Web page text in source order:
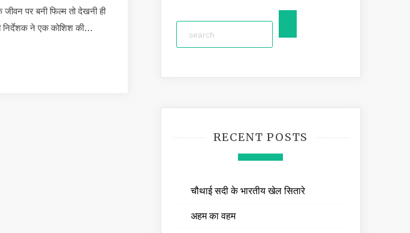
पर बनी फिल्म तो देखनी ही
निर्देशक ने एक कोशिश की…
RECENT POSTS
चौथाई सदी के भारतीय खेल सितारे
अहम का वहम